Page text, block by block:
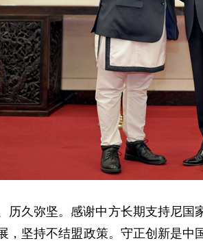
历久弥坚。感谢中方长期支持尼国
，坚持不结盟政策。守正创新是